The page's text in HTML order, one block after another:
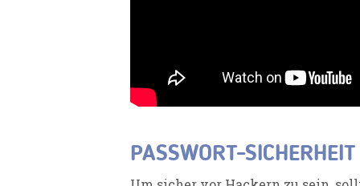
PASSWORT-SICHERHEIT